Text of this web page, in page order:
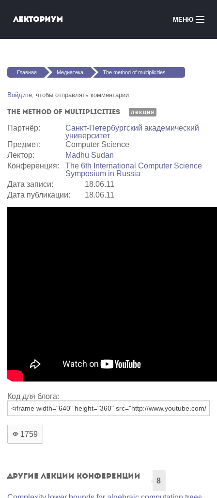
Лекториум МЕНЮ
Медиатека
Вы здесь
Главная Медиатека The method of multiplicities
Войдите, чтобы отправлять комментарии
The method of multiplicities лекция
Партнёр:
Санкт-Петербургский академический
университет
Предмет:
Computer Science
Лектор:
Madhu Sudan
Конференция:
The 6th International Computer Science
Symposium in Russia
Дата записи:
18.06.11
Дата публикации:
18.06.11
Код для блога:
1759
Другие лекции конференции
8